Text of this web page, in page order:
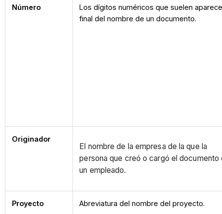
Número
Los dígitos numéricos que suelen
final del nombre de un documento.
Originador
El nombre de la empresa de la que la
persona que creó o cargó el documento
un empleado.
Proyecto Abreviatura del nombre del proyecto.